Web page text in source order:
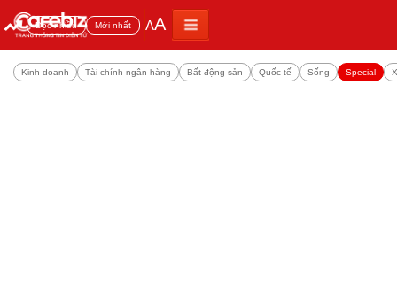
Đọc nhiều Mới nhất AA
Kinh doanh Tài chính ngân hàng Bất động sản Quốc tế Sống Special